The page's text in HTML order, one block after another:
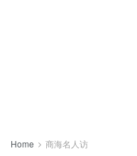
Home 商海名人访